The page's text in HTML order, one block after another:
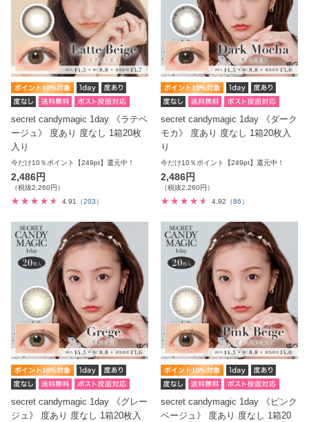
secret candymagic 1day 《ラテベ
ージュ》 度あり 度なし 1箱20枚
入り
今だけ10％ポイント【249pt】還元中！
2,486円
（税抜2,260円）
4.91 （203）
secret candymagic 1day 《ダーク
モカ》 度あり 度なし 1箱20枚入
り
今だけ10％ポイント【249pt】還元中！
2,486円
（税抜2,260円）
4.92
（86）
secret candymagic 1day 《グレー
ジュ》 度あり 度なし 1箱20枚入
secret candymagic 1day 《ピンク
ベージュ》 度あり 度なし 1箱20